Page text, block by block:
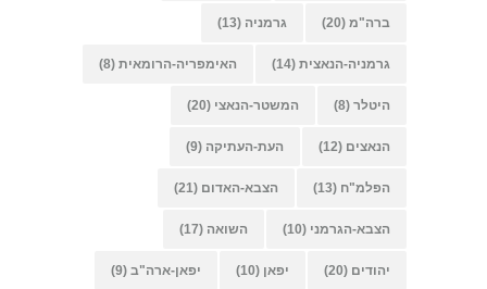
ברה"מ (20) גרמניה (13)
גרמניה-הנאצית (14) האימפריה-הרומאית (8)
היטלר (8) המשטר-הנאצי (20)
הנאצים (12) העת-העתיקה (9)
הפלמ"ח (13) הצבא-האדום (21)
הצבא-הגרמני (10) השואה (17)
יהודים (20) יפאן (10) יפאן-ארה"ב (9)